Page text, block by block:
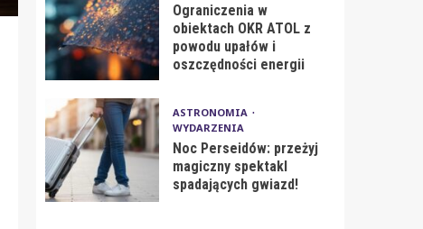
Ograniczenia w
obiektach OKR ATOL z
powodu upałów i
oszczędności energii
ASTRONOMIA
WYDARZENIA
Noc Perseidów: przeżyj
magiczny spektakl
spadających gwiazd!